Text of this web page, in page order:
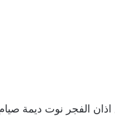
الفجر نوت ديمة